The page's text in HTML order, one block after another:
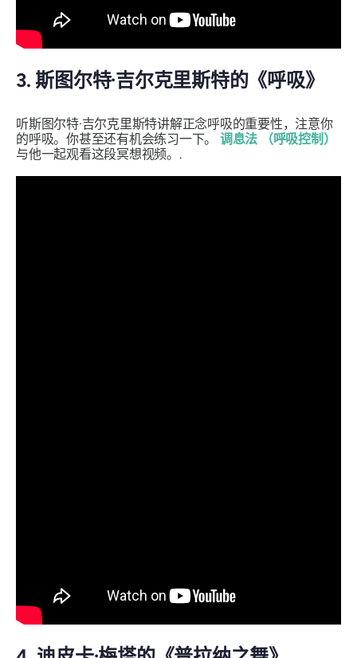
3. 斯图尔特·吉尔克里斯特的《呼吸》
听斯图尔特·吉尔克里斯特讲解正念呼吸的重要性，注意你
的呼吸。你甚至还有机会练习一下。 调息法 （呼吸控制）
与他一起观看这段冥想视频。.